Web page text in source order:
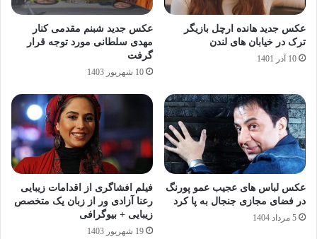
عکس جدید هانده ارچل بازیگر
ترک در خیابان های لندن
10 آذر 1401
عکس جدید شبنم مقدمی کنار
مهدی سلطانی مورد توجه قرار
گرفت
10 شهریور 1403
عکس لباس های عجیب عمو پورنگ
در فضای مجازی جنجال به پا کرد
5 مرداد 1404
فیلم افشاگری از اقدامات زیبایی
رعنا آزادی‌ ور از زبان یک متخصص
زیبایی + بیوگرافی
19 شهریور 1403